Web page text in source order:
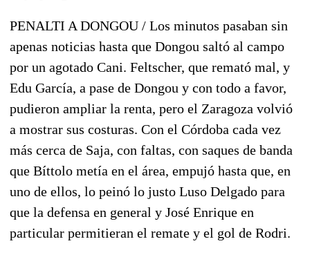
PENALTI A DONGOU / Los minutos pasaban sin
apenas noticias hasta que Dongou saltó al campo
por un agotado Cani. Feltscher, que remató mal, y
Edu García, a pase de Dongou y con todo a favor,
pudieron ampliar la renta, pero el Zaragoza volvió
a mostrar sus costuras. Con el Córdoba cada vez
más cerca de Saja, con faltas, con saques de banda
que Bíttolo metía en el área, empujó hasta que, en
uno de ellos, lo peinó lo justo Luso Delgado para
que la defensa en general y José Enrique en
particular permitieran el remate y el gol de Rodri.